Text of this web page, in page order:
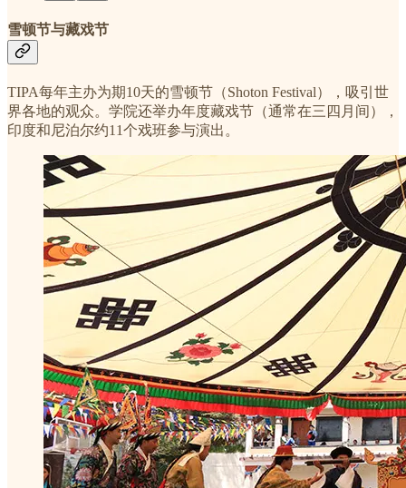
雪顿节与藏戏节
TIPA每年主办为期10天的雪顿节（Shoton Festival），吸引世
界各地的观众。学院还举办年度藏戏节（通常在三四月间），
印度和尼泊尔约11个戏班参与演出。